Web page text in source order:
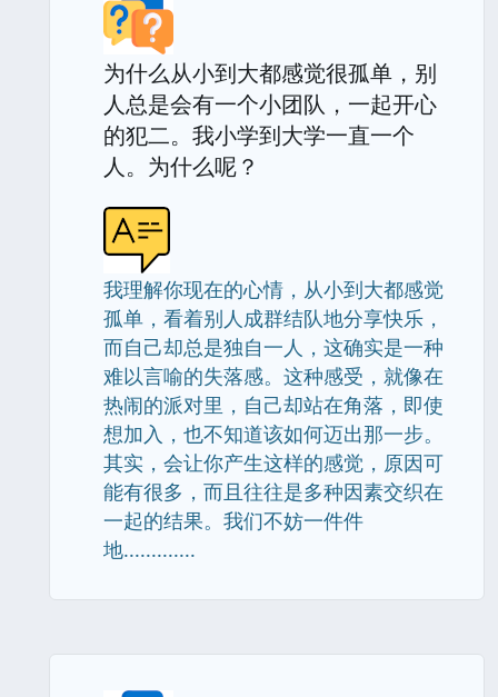
为什么从小到大都感觉很孤单，别
人总是会有一个小团队，一起开心
的犯二。我小学到大学一直一个
人。为什么呢？
我理解你现在的心情，从小到大都感觉
孤单，看着别人成群结队地分享快乐，
而自己却总是独自一人，这确实是一种
难以言喻的失落感。这种感受，就像在
热闹的派对里，自己却站在角落，即使
想加入，也不知道该如何迈出那一步。
其实，会让你产生这样的感觉，原因可
能有很多，而且往往是多种因素交织在
一起的结果。我们不妨一件件
地.............